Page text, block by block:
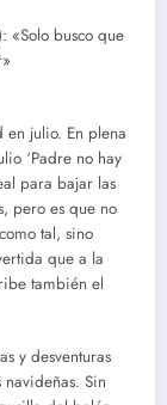
«Solo busco que
en julio. En plena
‘Padre no hay
para bajar las
pero es que no
tal, sino
que a la
también el
y desventuras
Sin